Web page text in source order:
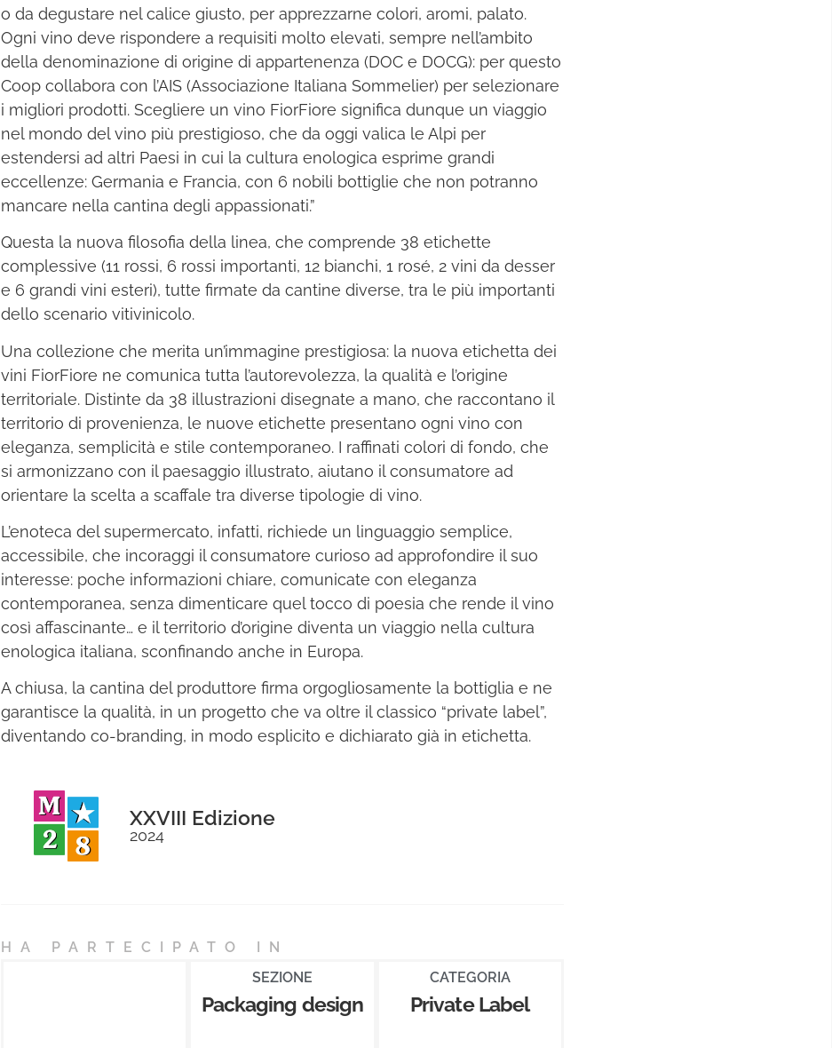
o da degustare nel calice giusto, per apprezzarne colori, aromi, palato.
Ogni vino deve rispondere a requisiti molto elevati, sempre nell’ambito
della denominazione di origine di appartenenza (DOC e DOCG): per questo
Coop collabora con l’AIS (Associazione Italiana Sommelier) per selezionare
i migliori prodotti. Scegliere un vino FiorFiore significa dunque un viaggio
nel mondo del vino più prestigioso, che da oggi valica le Alpi per
estendersi ad altri Paesi in cui la cultura enologica esprime grandi
eccellenze: Germania e Francia, con 6 nobili bottiglie che non potranno
mancare nella cantina degli appassionati.”
Questa la nuova filosofia della linea, che comprende 38 etichette
complessive (11 rossi, 6 rossi importanti, 12 bianchi, 1 rosé, 2 vini da desser
e 6 grandi vini esteri), tutte firmate da cantine diverse, tra le più importanti
dello scenario vitivinicolo.
Una collezione che merita un’immagine prestigiosa: la nuova etichetta dei
vini FiorFiore ne comunica tutta l’autorevolezza, la qualità e l’origine
territoriale. Distinte da 38 illustrazioni disegnate a mano, che raccontano il
territorio di provenienza, le nuove etichette presentano ogni vino con
eleganza, semplicità e stile contemporaneo. I raffinati colori di fondo, che
si armonizzano con il paesaggio illustrato, aiutano il consumatore ad
orientare la scelta a scaffale tra diverse tipologie di vino.
L’enoteca del supermercato, infatti, richiede un linguaggio semplice,
accessibile, che incoraggi il consumatore curioso ad approfondire il suo
interesse: poche informazioni chiare, comunicate con eleganza
contemporanea, senza dimenticare quel tocco di poesia che rende il vino
così affascinante… e il territorio d’origine diventa un viaggio nella cultura
enologica italiana, sconfinando anche in Europa.
A chiusa, la cantina del produttore firma orgogliosamente la bottiglia e ne
garantisce la qualità, in un progetto che va oltre il classico “private label”,
diventando co-branding, in modo esplicito e dichiarato già in etichetta.
XXVIII Edizione
2024
HA PARTECIPATO IN
SEZIONE
Packaging design
CATEGORIA
Private Label